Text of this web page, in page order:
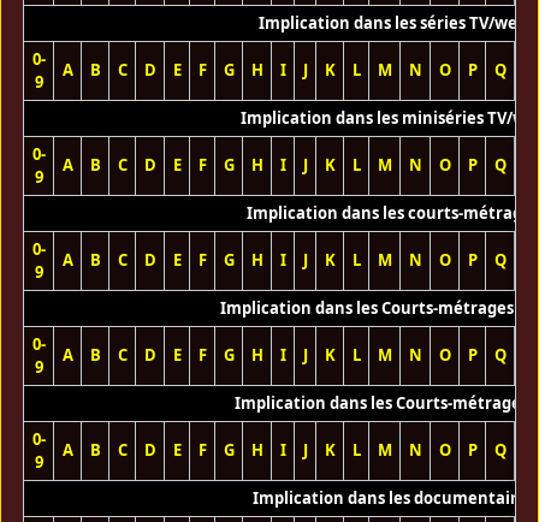
Implication dans les séries TV/web
0-
9
A B C D E F G H I J K L M N O P Q
Implication dans les miniséries TV/
0-
9
A B C D E F G H I J K L M N O P Q
Implication dans les courts-métrages
0-
9
A B C D E F G H I J K L M N O P Q
Implication dans les Courts-métrages
0-
9
A B C D E F G H I J K L M N O P Q
Implication dans les Courts-métrages
0-
9
A B C D E F G H I J K L M N O P Q
Implication dans les documentaires